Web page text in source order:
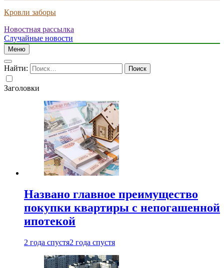
Кровли заборы
Новостная рассылка
Случайные новости
Меню
Найти:
Заголовки
Названо главное преимущество
покупки квартиры с непогашенной
ипотекой
2 года спустя2 года спустя